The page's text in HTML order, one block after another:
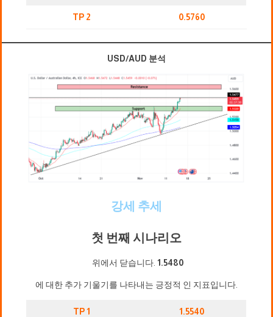
TP 2 0.5760
USD/AUD 분석
강세 추세
첫 번째 시나리오
위에서 닫습니다. 1.5480
에 대한 추가 기울기를 나타내는 긍정적 인 지표입니다.
TP 1 1.5540